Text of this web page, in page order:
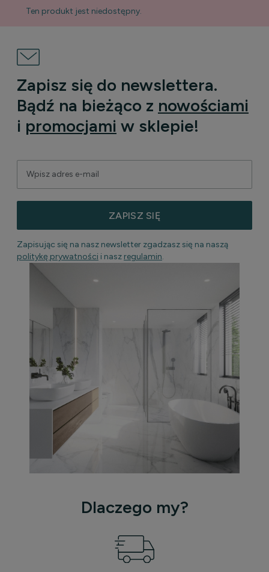
Ten produkt jest niedostępny.
Zapisz się do newslettera.
Bądź na bieżąco z nowościami
i promocjami w sklepie!
ZAPISZ SIĘ
Zapisując się na nasz newsletter zgadzasz się na naszą
politykę prywatności i nasz regulamin.
Dlaczego my?